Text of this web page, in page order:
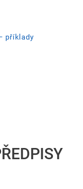
příklady